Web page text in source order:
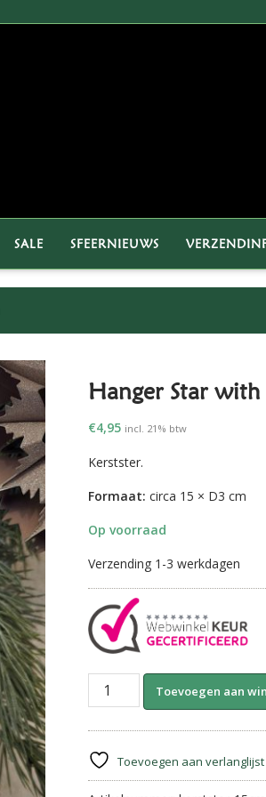
SALE SFEERNIEUWS
Hanger Star
€4,95 incl. 21% btw
Kerstster.
Formaat: circa 15 × D3 cm
Op voorraad
Verzending 1-3 werkdagen
Hanger
–
Ster
Toevoegen aan
Toevoegen aan verlanglijst